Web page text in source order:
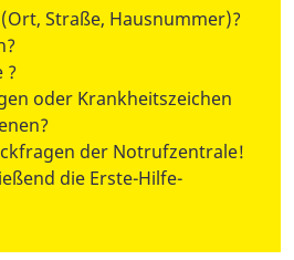
Straße, Hausnummer)?
?
oder Krankheitszeichen
der Notrufzentrale!
die Erste-Hilfe-